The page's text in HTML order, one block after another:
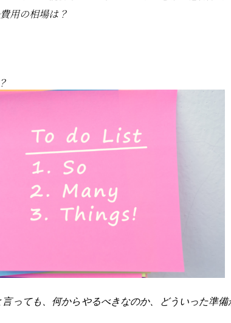
用の相場は？
っても、何からやるべきなのか、どういった準